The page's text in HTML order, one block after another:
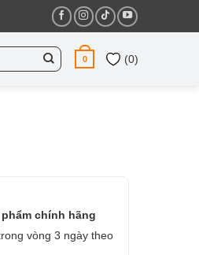
0 (0)
chính hãng
vòng 3 ngày theo